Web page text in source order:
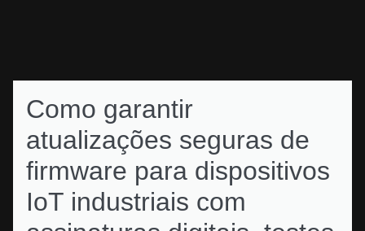
Como garantir
atualizações seguras de
firmware para dispositivos
IoT industriais com